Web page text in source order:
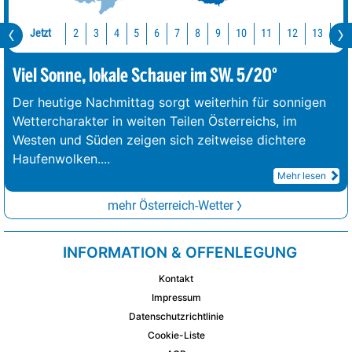
Jetzt 2 3 4 5 6 7 8 9 10 11 12 13 14
Viel Sonne, lokale Schauer im SW. 5/20°
Der heutige Nachmittag sorgt weiterhin für sonnigen
Wettercharakter in weiten Teilen Österreichs, im
Westen und Süden zeigen sich zeitweise dichtere
Haufenwolken....
Mehr lesen
mehr Österreich-Wetter
INFORMATION & OFFENLEGUNG
Kontakt
Impressum
Datenschutzrichtlinie
Cookie-Liste